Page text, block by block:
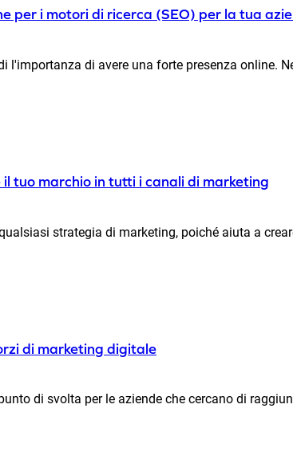
per i motori di ricerca (SEO) per la tua
l'importanza di avere una forte presenza online.
tuo marchio in tutti i canali di marketing
strategia di marketing, poiché aiuta a
di marketing digitale
di svolta per le aziende che cercano di